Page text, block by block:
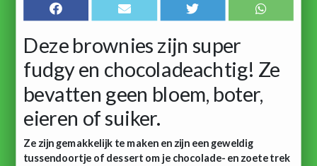
Deze brownies zijn super
fudgy en chocoladeachtig! Ze
bevatten geen bloem, boter,
eieren of suiker.
Ze zijn gemakkelijk te maken en zijn een geweldig
tussendoortje of dessert om je chocolade- en zoete trek